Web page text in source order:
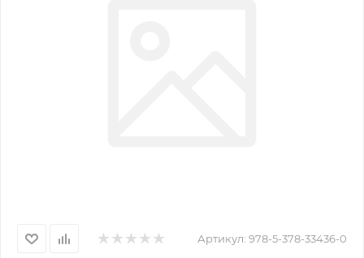
Артикул: 978-5-378-33436-0